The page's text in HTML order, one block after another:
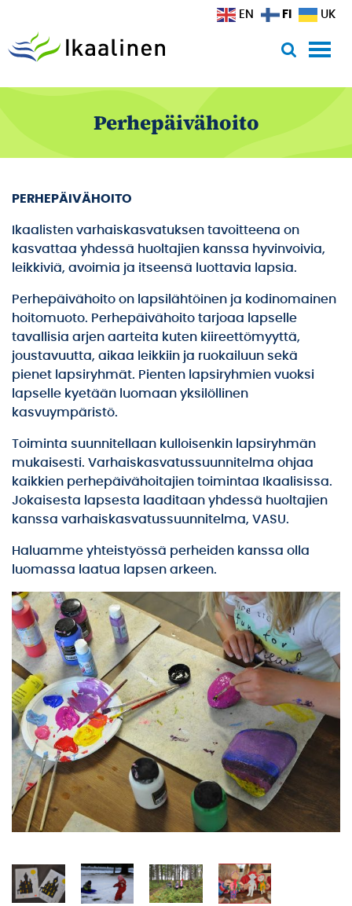
Perhepäivähoito
PERHEPÄIVÄHOITO
Ikaalisten varhaiskasvatuksen tavoitteena on
kasvattaa yhdessä huoltajien kanssa hyvinvoivia,
leikkiviä, avoimia ja itseensä luottavia lapsia.
Perhepäivähoito on lapsilähtöinen ja kodinomainen
hoitomuoto. Perhepäivähoito tarjoaa lapselle
tavallisia arjen aarteita kuten kiireettömyyttä,
joustavuutta, aikaa leikkiin ja ruokailuun sekä
pienet lapsiryhmät. Pienten lapsiryhmien vuoksi
lapselle kyetään luomaan yksilöllinen
kasvuympäristö.
Toiminta suunnitellaan kulloisenkin lapsiryhmän
mukaisesti. Varhaiskasvatussuunnitelma ohjaa
kaikkien perhepäivähoitajien toimintaa Ikaalisissa.
Jokaisesta lapsesta laaditaan yhdessä huoltajien
kanssa varhaiskasvatussuunnitelma, VASU.
Haluamme yhteistyössä perheiden kanssa olla
luomassa laatua lapsen arkeen.
EN FI UK